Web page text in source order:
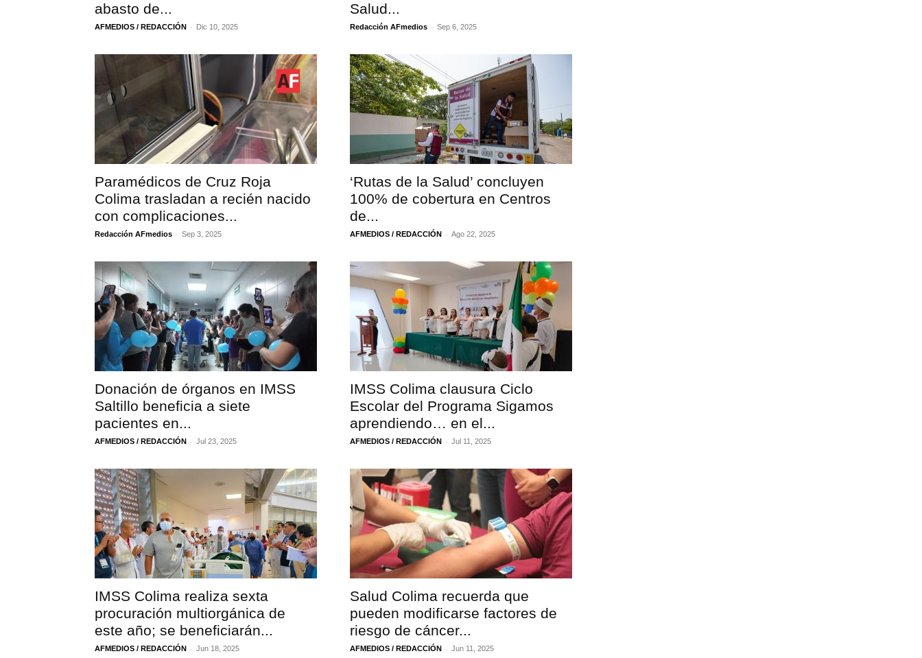
abasto de...
AFMEDIOS / REDACCIÓN - Dic 10, 2025
Salud...
Redacción AFmedios - Sep 6, 2025
Paramédicos de Cruz Roja
Colima trasladan a recién nacido
con complicaciones...
Redacción AFmedios - Sep 3, 2025
‘Rutas de la Salud’ concluyen
100% de cobertura en Centros
de...
AFMEDIOS / REDACCIÓN - Ago 22, 2025
Donación de órganos en IMSS
Saltillo beneficia a siete
pacientes en...
AFMEDIOS / REDACCIÓN - Jul 23, 2025
IMSS Colima clausura Ciclo
Escolar del Programa Sigamos
aprendiendo… en el...
AFMEDIOS / REDACCIÓN - Jul 11, 2025
IMSS Colima realiza sexta
procuración multiorgánica de
este año; se beneficiarán...
AFMEDIOS / REDACCIÓN - Jun 18, 2025
Salud Colima recuerda que
pueden modificarse factores de
riesgo de cáncer...
AFMEDIOS / REDACCIÓN - Jun 11, 2025